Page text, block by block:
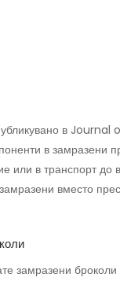
в
в замразени
или в транспорт до
вместо
замразени